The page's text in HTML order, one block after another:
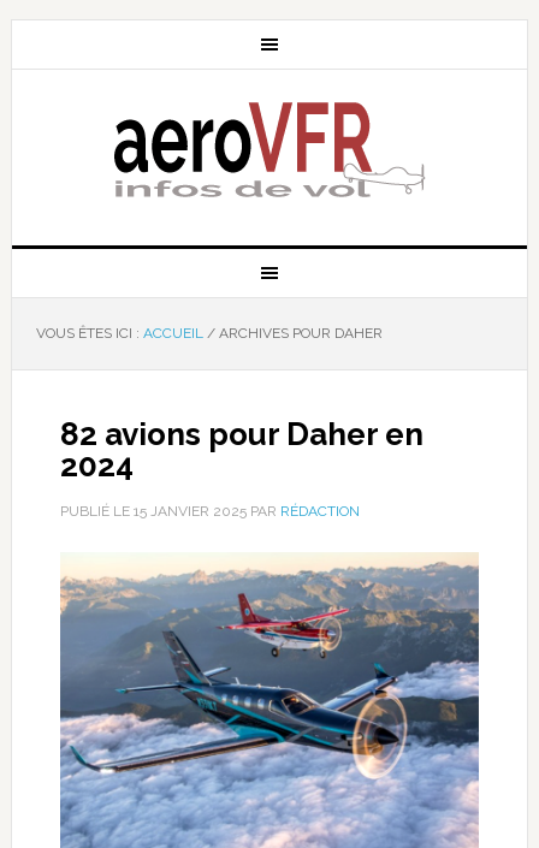
VOUS ÊTES ICI : ACCUEIL /ARCHIVES POUR DAHER
82 avions pour Daher en
2024
PUBLIÉ LE 15 JANVIER 2025PAR RÉDACTION